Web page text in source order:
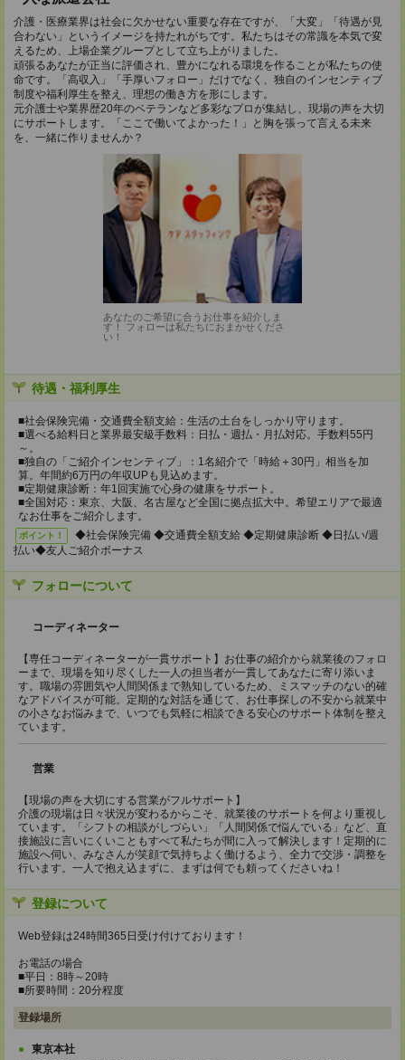
介護・医療業界は社会に欠かせない重要な存在ですが、「大変」「待遇が見
合わない」というイメージを持たれがちです。私たちはその常識を本気で変
えるため、上場企業グループとして立ち上がりました。
頑張るあなたが正当に評価され、豊かになれる環境を作ることが私たちの使
命です。「高収入」「手厚いフォロー」だけでなく、独自のインセンティブ
制度や福利厚生を整え、理想の働き方を形にします。
元介護士や業界歴20年のベテランなど多彩なプロが集結し、現場の声を大切
にサポートします。「ここで働いてよかった！」と胸を張って言える未来
を、一緒に作りませんか？
あなたのご希望に合うお仕事を紹介しま
す！ フォローは私たちにおまかせくださ
い！
待遇・福利厚生
■社会保険完備・交通費全額支給：生活の土台をしっかり守ります。
■選べる給料日と業界最安級手数料：日払・週払・月払対応。手数料55円
～。
■独自の「ご紹介インセンティブ」：1名紹介で「時給＋30円」相当を加
算。年間約6万円の年収UPも見込めます。
■定期健康診断：年1回実施で心身の健康をサポート。
■全国対応：東京、大阪、名古屋など全国に拠点拡大中。希望エリアで最適
なお仕事をご紹介します。
ポイント！
◆社会保険完備 ◆交通費全額支給 ◆定期健康診断 ◆日払い/週
払い◆友人ご紹介ボーナス
フォローについて
コーディネーター
【専任コーディネーターが一貫サポート】お仕事の紹介から就業後のフォロ
ーまで、現場を知り尽くした一人の担当者が一貫してあなたに寄り添いま
す。職場の雰囲気や人間関係まで熟知しているため、ミスマッチのない的確
なアドバイスが可能。定期的な対話を通じて、お仕事探しの不安から就業中
の小さなお悩みまで、いつでも気軽に相談できる安心のサポート体制を整え
ています。
営業
【現場の声を大切にする営業がフルサポート】
介護の現場は日々状況が変わるからこそ、就業後のサポートを何より重視し
ています。「シフトの相談がしづらい」「人間関係で悩んでいる」など、直
接施設に言いにくいこともすべて私たちが間に入って解決します！定期的に
施設へ伺い、みなさんが笑顔で気持ちよく働けるよう、全力で交渉・調整を
行います。一人で抱え込まずに、まずは何でも頼ってくださいね！
登録について
Web登録は24時間365日受け付けております！
お電話の場合
■平日：8時～20時
■所要時間：20分程度
登録場所
東京本社